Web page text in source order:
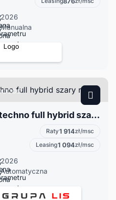
2026
Manualna
Renault Captur II 1.8 techno full hybrid szary rafale
Raty1 914zł/msc
Leasing1 094zł/msc
2026
Automatyczna